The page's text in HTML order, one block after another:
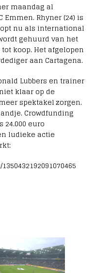
maandag al
Rhyner (24) is
nu als international
gehuurd van het
koop. Het afgelopen
aan Cartagena.
Lubbers en trainer
klaar op de
spektakel zorgen.
Crowdfunding
euro
ludieke actie